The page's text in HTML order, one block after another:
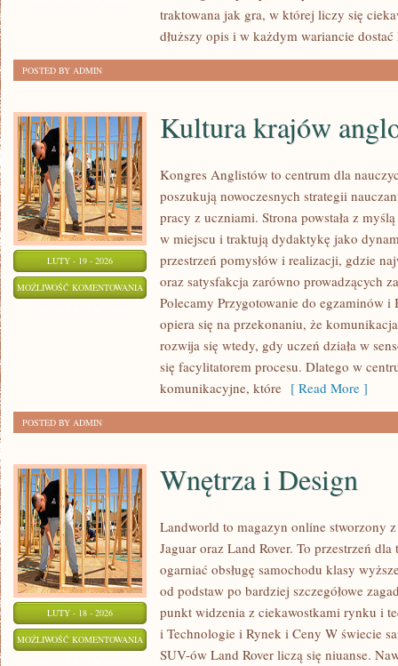
MUZYCZNA
traktowana jak gra, w której liczy się
dłuższy opis i w każdym wariancie
POSTED BY ADMIN
LUTY - 19 - 2026
MOŻLIWOŚĆ KOMENTOWANIA KULTURA
KRAJÓW
ANGLOJĘZYCZNYCH
Kultura krajów
Kongres Anglistów to centrum dla
poszukują nowoczesnych strategii
pracy z uczniami. Strona powstała z
w miejscu i traktują dydaktykę jako
przestrzeń pomysłów i realizacji, gdzie
oraz satysfakcja zarówno prowadzących
Polecamy Przygotowanie do egzaminów i
opiera się na przekonaniu, że
rozwija się wtedy, gdy uczeń działa w
się facylitatorem procesu. Dlatego w
komunikacyjne, które [ Read More ]
POSTED BY ADMIN
LUTY - 18 - 2026
MOŻLIWOŚĆ KOMENTOWANIA WNĘTRZA
Wnętrza i Design
Landworld to magazyn online stworzony
Jaguar oraz Land Rover. To przestrzeń
ogarniać obsługę samochodu klasy
od podstaw po bardziej szczegółowe
punkt widzenia z ciekawostkami rynku i
i Technologie i Rynek i Ceny W świecie
SUV-ów Land Rover liczą się niuanse.